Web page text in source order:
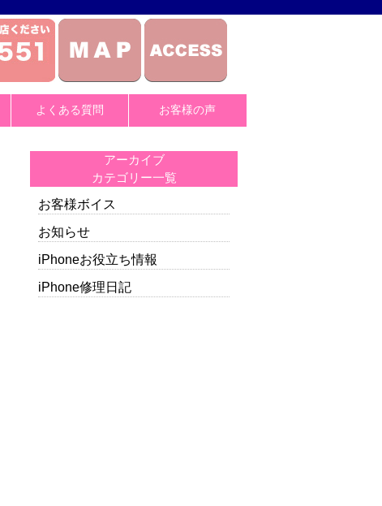
よくある質問 お客様の声
アーカイブ
カテゴリー一覧
お客様ボイス
お知らせ
iPhoneお役立ち情報
iPhone修理日記